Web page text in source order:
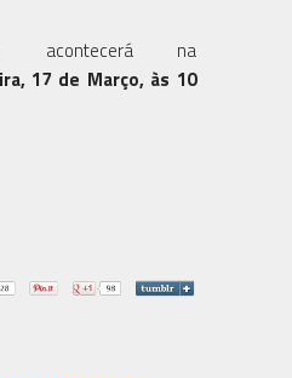
acontecerá na
17 de Março, às 10